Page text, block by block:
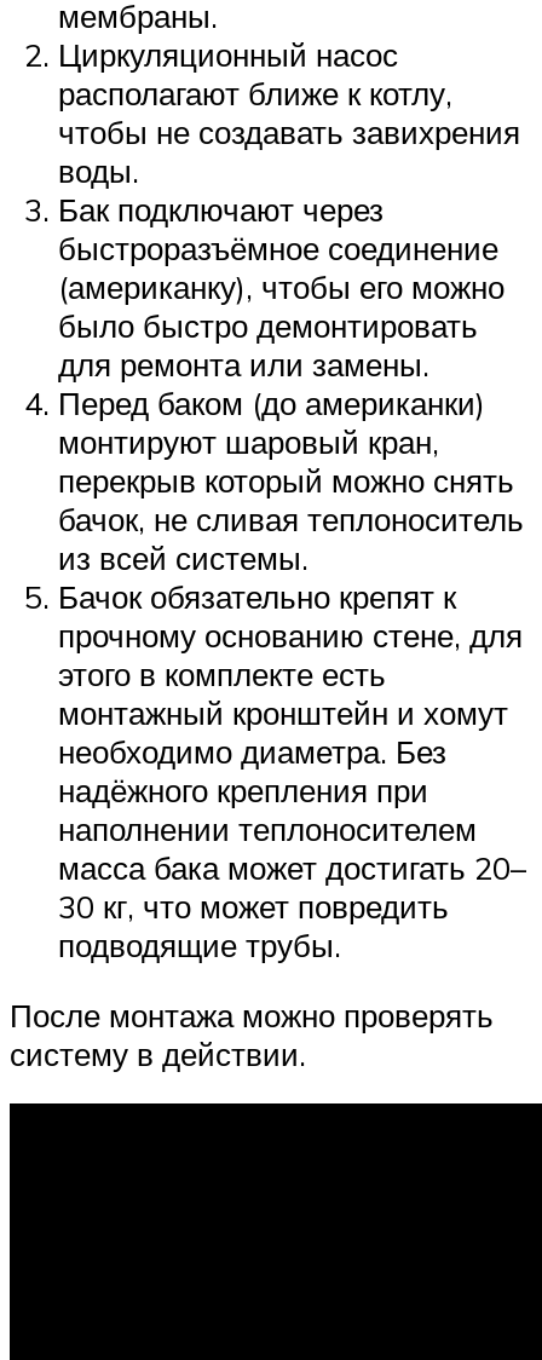
мембраны.
Циркуляционный насос
располагают ближе к котлу,
чтобы не создавать завихрения
воды.
Бак подключают через
быстроразъёмное соединение
(американку), чтобы его можно
было быстро демонтировать
для ремонта или замены.
Перед баком (до американки)
монтируют шаровый кран,
перекрыв который можно снять
бачок, не сливая теплоноситель
из всей системы.
Бачок обязательно крепят к
прочному основанию стене, для
этого в комплекте есть
монтажный кронштейн и хомут
необходимо диаметра. Без
надёжного крепления при
наполнении теплоносителем
масса бака может достигать 20–
30 кг, что может повредить
подводящие трубы.
После монтажа можно проверять
систему в действии.